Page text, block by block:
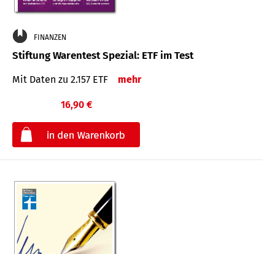
FINANZEN
Stiftung Warentest Spezial: ETF im Test
Mit Daten zu 2.157 ETF mehr
16,90 €